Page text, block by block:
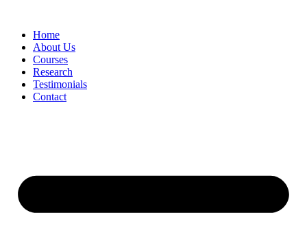
contentHome
About Us
Courses
Research
Testimonials
Contact